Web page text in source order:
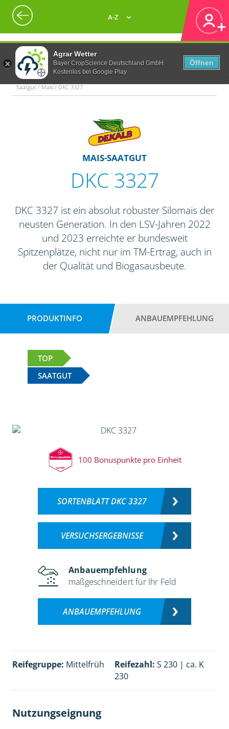
Agrar Wetter
Bayer CropScience Deutschland GmbH
Kostenlos bei Google Play
Öffnen
A-Z
Saatgut / Mais / DKC 3327
MAIS-SAATGUT
DKC 3327
DKC 3327 ist ein absolut robuster Silomais der
neusten Generation. In den LSV-Jahren 2022
und 2023 erreichte er bundesweit
Spitzenplätze, nicht nur im TM-Ertrag, auch in
der Qualität und Biogasausbeute.
PRODUKTINFO ANBAUEMPFEHLUNG
TOP
SAATGUT
100 Bonuspunkte pro Einheit
SORTENBLATT DKC 3327
VERSUCHSERGEBNISSE
Anbauempfehlung
maßgeschneidert für Ihr Feld
ANBAUEMPFEHLUNG
Reifegruppe: Mittelfrüh Reifezahl: S 230 | ca. K
230
Nutzungseignung